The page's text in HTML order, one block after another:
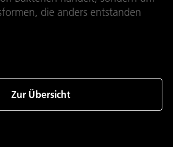
die anders entstanden
Zur Übersicht